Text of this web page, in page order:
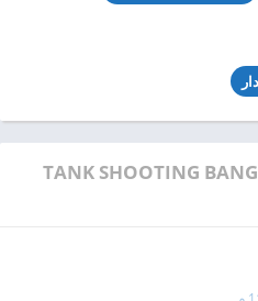
10 تعليقات على "تحميل لعبة TANK SHOOTING BANG